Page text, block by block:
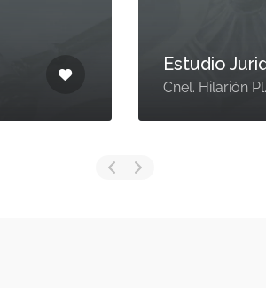
Estudio
Cnel. Hilarión